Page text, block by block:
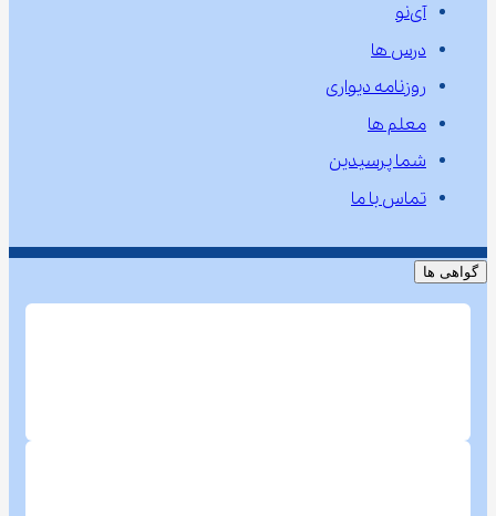
آی‌نو
درس ها
روزنامه دیواری
معلم ها
شما پرسیدین
تماس با ما
گواهی ها